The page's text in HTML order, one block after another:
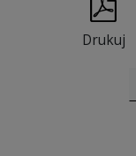
Drukuj